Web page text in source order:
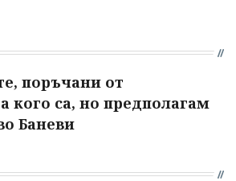
поръчани от
кого са, но предполагам
Баневи